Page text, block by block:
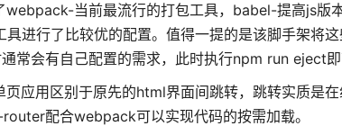
当前最流行的打包工具，babel-提高js版
进行了比较优的配置。值得一提的是该脚手架将
常会有自己配置的需求，此时执行npm run eject即
应用区别于原先的html界面间跳转，跳转实质是
配合webpack可以实现代码的按需加载。